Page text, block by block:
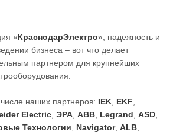
«КраснодарЭлектро», надежность и
бизнеса – вот что делает
партнером для крупнейших
наших партнеров: IEK EKF
Electric ЭРА АВВ Legrand ASD
Технологии Navigator, ALB